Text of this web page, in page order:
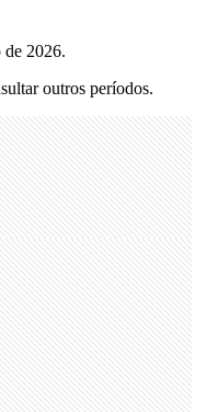
2026.
outros períodos.